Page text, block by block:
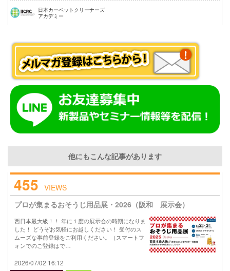
日本カーペットクリーナーズ
アカデミー
他にもこんな記事があります
455 VIEWS
プロが集まるおそうじ用品展・2026（阪和 展示会）
西日本最大級！！ 年に１度の展示会の時期になりま
した！ どうぞお気軽にお越しください！ 受付のス
ムーズな事前登録をご利用ください。（スマートフ
ォンでのご登録はで…
2026/07/02 16:12